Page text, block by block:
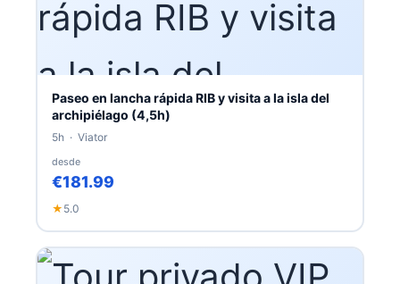
Paseo en lancha rápida RIB y visita a la isla del
archipiélago (4,5h)
5h · Viator
desde
€181.99
★ 5.0